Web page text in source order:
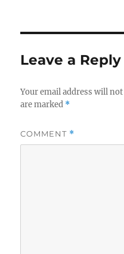
Leave a Reply
Your email address will
are marked *
COMMENT *